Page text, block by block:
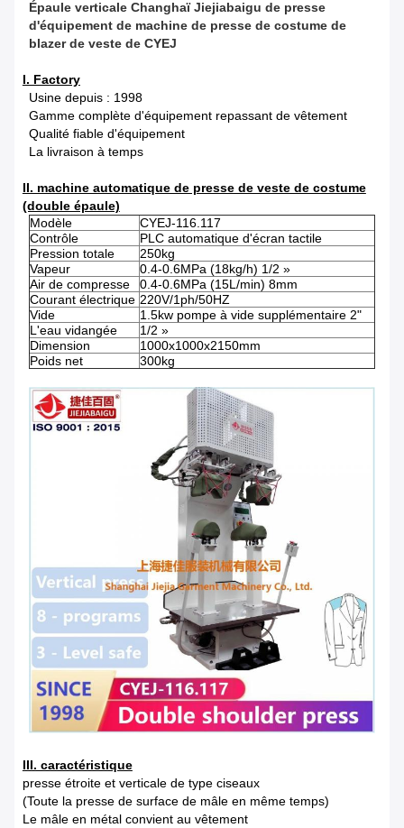
Épaule verticale Changhaï Jiejiabaigu de presse
d'équipement de machine de presse de costume de
blazer de veste de CYEJ
I. Factory
Usine depuis : 1998
Gamme complète d'équipement repassant de vêtement
Qualité fiable d'équipement
La livraison à temps
II. machine automatique de presse de veste de costume
(double épaule)
Modèle
CYEJ-116.117
Contrôle
PLC automatique d'écran tactile
Pression totale
250kg
Vapeur
0.4-0.6MPa (18kg/h) 1/2 »
Air de compresse
0.4-0.6MPa (15L/min) 8mm
Courant électrique 220V/1ph/50HZ
Vide
1.5kw pompe à vide supplémentaire 2"
L'eau vidangée
1/2 »
Dimension
1000x1000x2150mm
Poids net
300kg
III. caractéristique
presse étroite et verticale de type ciseaux
(Toute la presse de surface de mâle en même temps)
Le mâle en métal convient au vêtement